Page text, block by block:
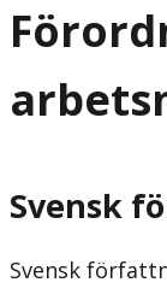
Svensk
Svensk